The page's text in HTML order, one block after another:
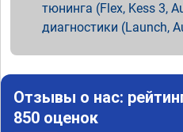
тюнинга (Flex, Kess 3,
диагностики (Launch,
Отзывы о нас:
850 оценок